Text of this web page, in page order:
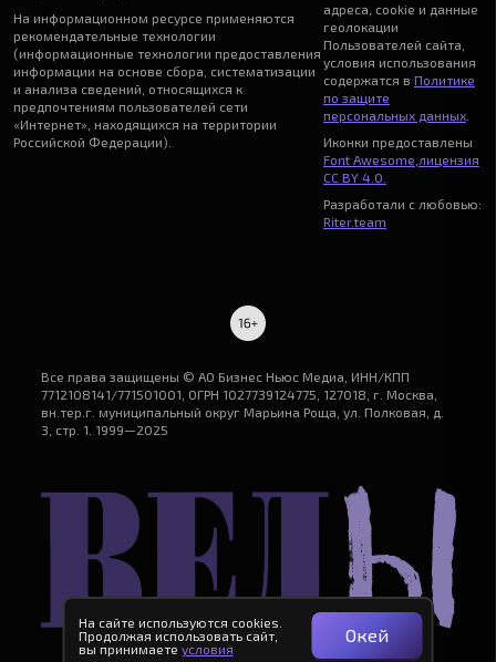
На информационном ресурсе применяются
рекомендательные технологии
(информационные технологии предоставления
информации на основе сбора, систематизации
и анализа сведений, относящихся к
предпочтениям пользователей сети
«Интернет», находящихся на территории
Российской Федерации).
адреса, cookie и данные
геолокации
Пользователей сайта,
условия использования
содержатся в Политике
по защите
персональных данных.
Иконки предоставлены
Font Awesome лицензия
CC BY 4.0.
Разработали с любовью:
Riter.team
Все права защищены © АО Бизнес Ньюс Медиа, ИНН/КПП
7712108141/771501001, ОГРН 1027739124775, 127018, г. Москва,
вн.тер.г. муниципальный округ Марьина Роща, ул. Полковая, д.
3, стр. 1. 1999—2025
На сайте используются cookies.
Продолжая использовать сайт,
вы принимаете условия
Окей